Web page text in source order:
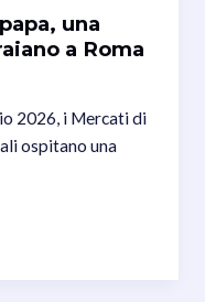
una
a Roma
2026, i Mercati di
ospitano una